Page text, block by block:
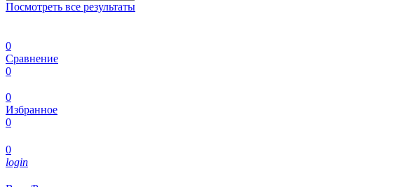
Посмотреть все результаты
0
Сравнение
0
0
Избранное
0
0
login